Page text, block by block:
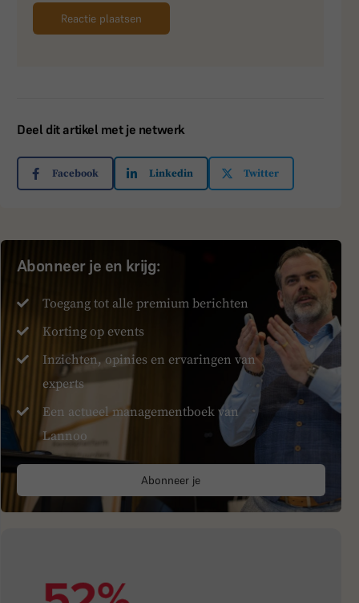
Deel dit artikel met je netwerk
Facebook Linkedin Twitter
Abonneer je en krijg:
Toegang tot alle premium berichten
Korting op events
Inzichten, opinies en ervaringen van
experts
Een actueel managementboek van
Lannoo
Abonneer je